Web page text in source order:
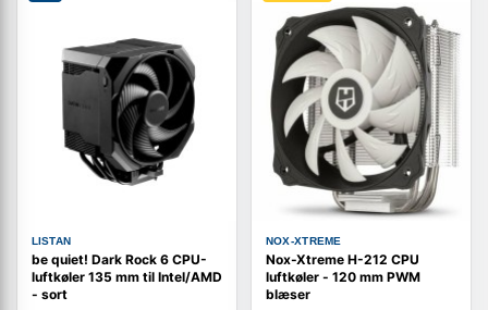
LISTAN
be quiet! Dark Rock 6 CPU-
luftkøler 135 mm til Intel/AMD
- sort
NOX-XTREME
Nox-Xtreme H-212 CPU
luftkøler - 120 mm PWM
blæser